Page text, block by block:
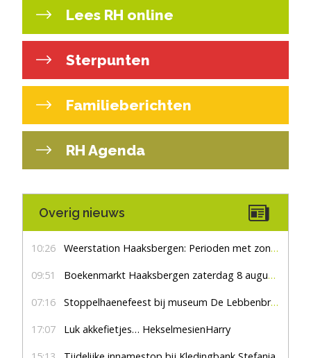
Lees RH online
Sterpunten
Familieberichten
RH Agenda
Overig nieuws
10:26 Weerstation Haaksbergen: Perioden met zon en droog
09:51 Boekenmarkt Haaksbergen zaterdag 8 augustus, marktplein Haaksbergen
07:16 Stoppelhaenefeest bij museum De Lebbenbrugge
17:07 Luk akkefietjes… HekselmesienHarry